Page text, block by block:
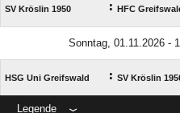
SV Kröslin 1950 : HFC
Sonntag, 01.11.2026 -
HSG Uni Greifswald : SV Kröslin
Legende